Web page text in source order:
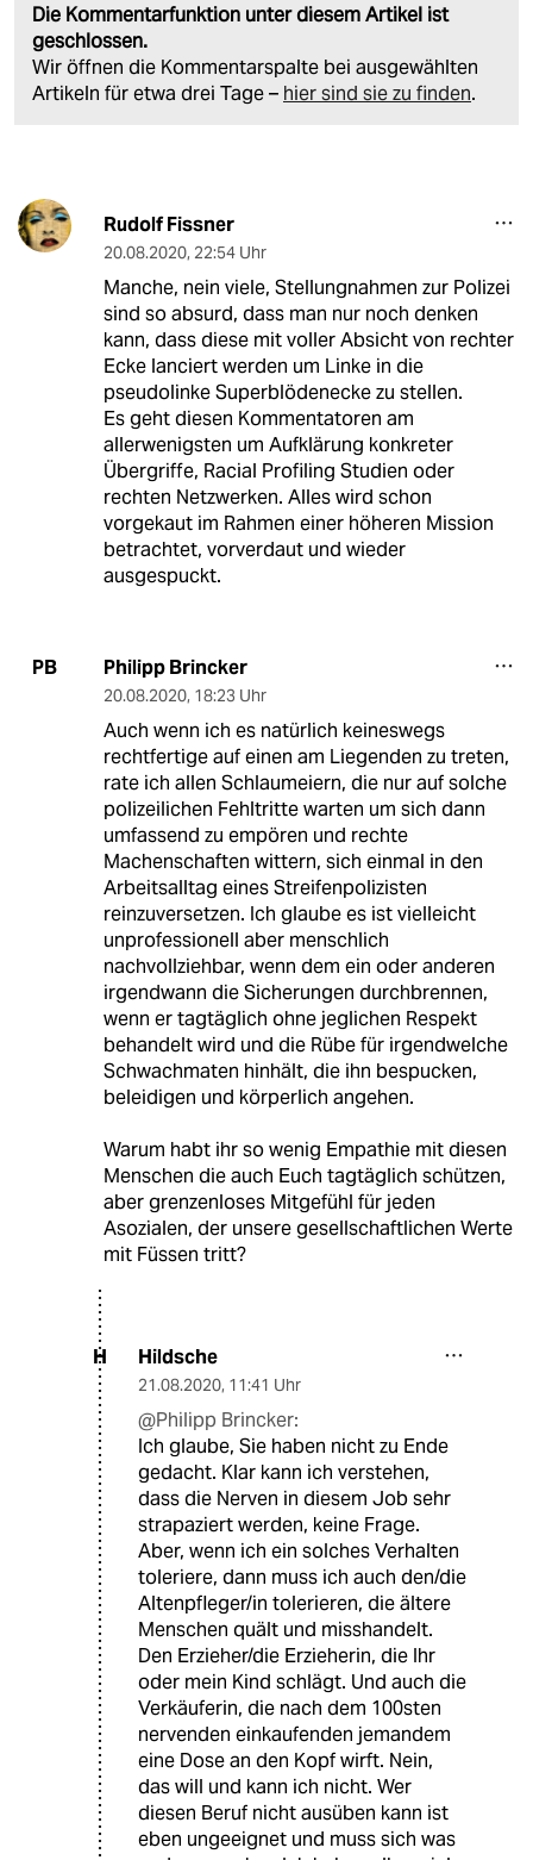
Die Kommentarfunktion unter diesem Artikel ist
geschlossen.
Wir öffnen die Kommentarspalte bei ausgewählten
Artikeln für etwa drei Tage – hier sind sie zu finden.
Rudolf Fissner
20.08.2020, 22:54 Uhr
Manche, nein viele, Stellungnahmen zur Polizei
sind so absurd, dass man nur noch denken
kann, dass diese mit voller Absicht von rechter
Ecke lanciert werden um Linke in die
pseudolinke Superblödenecke zu stellen.
Es geht diesen Kommentatoren am
allerwenigsten um Aufklärung konkreter
Übergriffe, Racial Profiling Studien oder
rechten Netzwerken. Alles wird schon
vorgekaut im Rahmen einer höheren Mission
betrachtet, vorverdaut und wieder
ausgespuckt.
PB Philipp Brincker
20.08.2020, 18:23 Uhr
Auch wenn ich es natürlich keineswegs
rechtfertige auf einen am Liegenden zu treten,
rate ich allen Schlaumeiern, die nur auf solche
polizeilichen Fehltritte warten um sich dann
umfassend zu empören und rechte
Machenschaften wittern, sich einmal in den
Arbeitsalltag eines Streifenpolizisten
reinzuversetzen. Ich glaube es ist vielleicht
unprofessionell aber menschlich
nachvollziehbar, wenn dem ein oder anderen
irgendwann die Sicherungen durchbrennen,
wenn er tagtäglich ohne jeglichen Respekt
behandelt wird und die Rübe für irgendwelche
Schwachmaten hinhält, die ihn bespucken,
beleidigen und körperlich angehen.
Warum habt ihr so wenig Empathie mit diesen
Menschen die auch Euch tagtäglich schützen,
aber grenzenloses Mitgefühl für jeden
Asozialen, der unsere gesellschaftlichen Werte
mit Füssen tritt?
H Hildsche
21.08.2020, 11:41 Uhr
@Philipp Brincker:
Ich glaube, Sie haben nicht zu Ende
gedacht. Klar kann ich verstehen,
dass die Nerven in diesem Job sehr
strapaziert werden, keine Frage.
Aber, wenn ich ein solches Verhalten
toleriere, dann muss ich auch den/die
Altenpfleger/in tolerieren, die ältere
Menschen quält und misshandelt.
Den Erzieher/die Erzieherin, die Ihr
oder mein Kind schlägt. Und auch die
Verkäuferin, die nach dem 100sten
nervenden einkaufenden jemandem
eine Dose an den Kopf wirft. Nein,
das will und kann ich nicht. Wer
diesen Beruf nicht ausüben kann ist
eben ungeeignet und muss sich was